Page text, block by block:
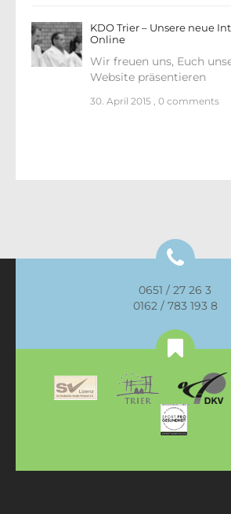
KDO Trier – Unsere neue
Online
Wir freuen uns, Euch
Website präsentieren
30. April 2015 0 comments
0651 / 27 26 3
0162 / 783 193 8